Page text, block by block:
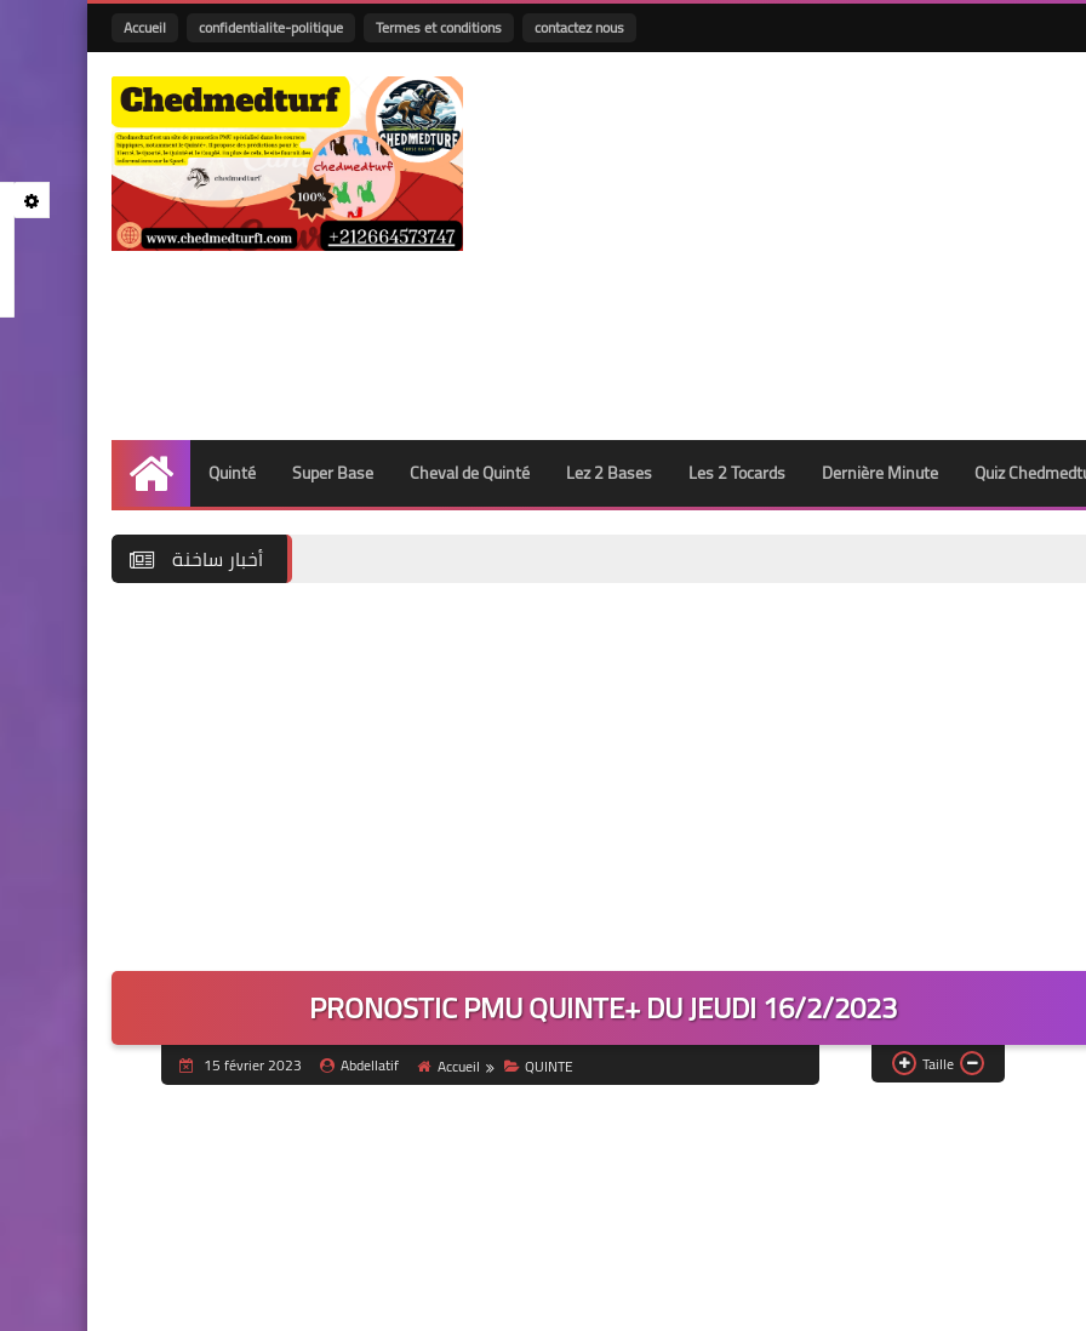
Accueil confidentialite-politique Termes et conditions contactez nous
Accueil
Quinté Super Base Cheval de Quinté Lez 2 Bases Les 2 Tocards Dernière Minute Quiz
أخبار ساخنة
PRONOSTIC PMU QUINTE+ DU JEUDI 16/2/2023
15 février 2023 Abdellatif Accueil QUINTE Taille